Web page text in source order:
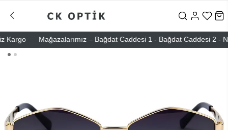
Mağazalarımız – Bağdat Caddesi 1 - Bağdat Caddesi 2 -